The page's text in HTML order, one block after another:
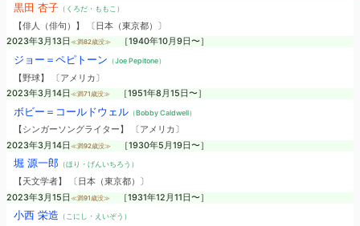
黒田 杏子（くろだ・ももこ）
【俳人（俳句）】 〔日本（東京都）〕
2023年3月13日 ≪満82歳没≫ ［1940年10月9日〜］
ジョー＝ペピトーン （Joe Pepitone）
【野球】 〔アメリカ〕
2023年3月14日 ≪満71歳没≫ ［1951年8月15日〜］
ボビー＝コールドウェル（Bobby Caldwell）
【シンガーソングライター】 〔アメリカ〕
2023年3月14日 ≪満92歳没≫ ［1930年5月19日〜］
堀 源一郎（ほり・げんいちろう）
【天文学者】 〔日本（東京都）〕
2023年3月15日 ≪満91歳没≫ ［1931年12月11日〜］
小西 栄造 （こにし・えいぞう）